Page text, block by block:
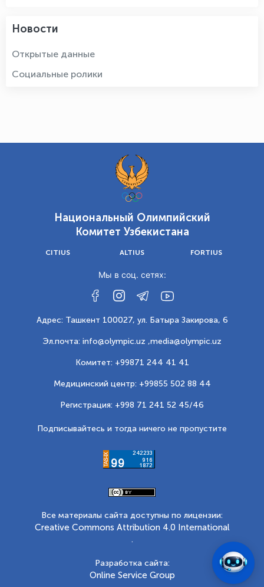
Новости
Открытые данные
Социальные ролики
Национальный Олимпийский
Комитет Узбекистана
CITIUS ALTIUS FORTIUS
Мы в соц. сетях:
Адрес: Ташкент 100027, ул. Батыра Закирова, 6
Эл.почта: info@olympic.uz ,media@olympic.uz
Комитет: +99871 244 41 41
Медицинский центр: +99855 502 88 44
Регистрация: +998 71 241 52 45/46
Подписывайтесь и тогда ничего не пропустите
Все материалы сайта доступны по лицензии:
Creative Commons Attribution 4.0 International
.
Разработка сайта:
Online Service Group